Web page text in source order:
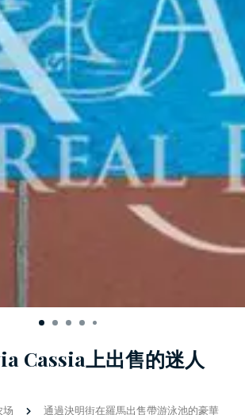
Cassia上出售的迷人
通過決明街在羅馬出售帶游泳池的豪華